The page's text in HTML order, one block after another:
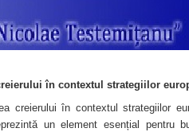
în contextul strategiilor
creierului în contextul strategiilor
un element esențial pentru